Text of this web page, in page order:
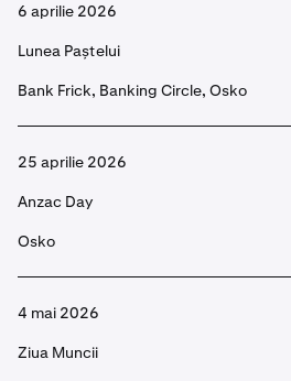
6 aprilie 2026
Lunea Paștelui
Bank Frick, Banking Circle, Osko
25 aprilie 2026
Anzac Day
Osko
4 mai 2026
Ziua Muncii